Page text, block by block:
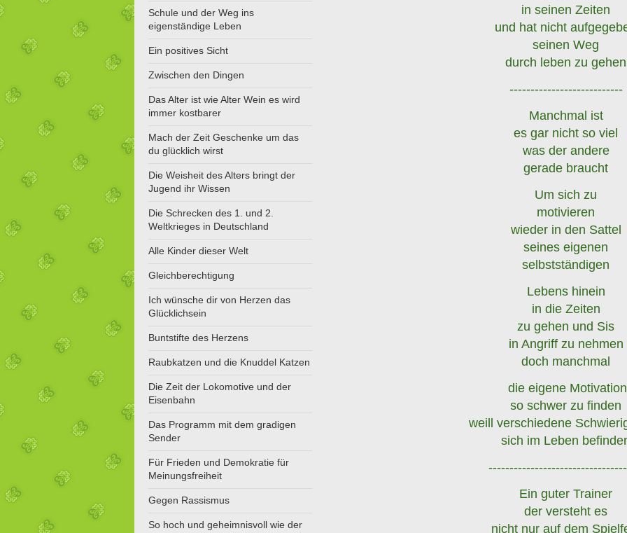
in seinen Zeiten
und hat nicht
seinen Weg
durch leben zu gehen
---------------------------
Manchmal ist
es gar nicht so viel
was der andere
gerade braucht
Um sich zu
motivieren
wieder in den Sattel
seines eigenen
selbstständigen
Lebens hinein
in die Zeiten
zu gehen und Sis
in Angriff zu nehmen
doch manchmal
die eigene Motivation
so schwer zu finden
weill verschiedene
sich im Leben
Ein guter Trainer
der versteht es
nicht nur auf dem
Schule und der Weg ins
eigenständige Leben
Ein positives Sicht
Zwischen den Dingen
Das Alter ist wie Alter Wein es wird
immer kostbarer
Mach der Zeit Geschenke um das
du glücklich wirst
Die Weisheit des Alters bringt der
Jugend ihr Wissen
Die Schrecken des 1. und 2.
Weltkrieges in Deutschland
Alle Kinder dieser Welt
Gleichberechtigung
Ich wünsche dir von Herzen das
Glücklichsein
Buntstifte des Herzens
Raubkatzen und die Knuddel Katzen
Die Zeit der Lokomotive und der
Eisenbahn
Das Programm mit dem gradigen
Sender
Für Frieden und Demokratie für
Meinungsfreiheit
Gegen Rassismus
So hoch und geheimnisvoll wie der